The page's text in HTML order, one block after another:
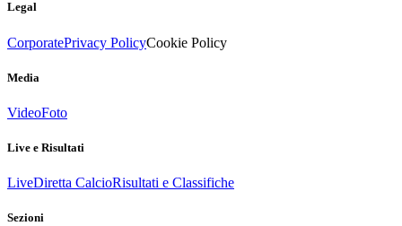
Legal
CorporatePrivacy PolicyCookie Policy
Media
VideoFoto
Live e Risultati
LiveDiretta CalcioRisultati e Classifiche
Sezioni